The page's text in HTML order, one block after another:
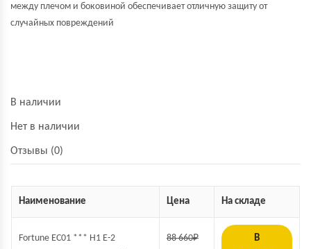
между плечом и боковиной обеспечивает отличную защиту от
случайных повреждений
В наличии
Нет в наличии
Отзывы (0)
Наименование Цена На складе
Fortune EC01 *** H1 E-2
88 660₽
В